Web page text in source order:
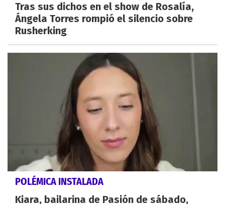
Tras sus dichos en el show de Rosalía,
Ángela Torres rompió el silencio sobre
Rusherking
POLÉMICA INSTALADA
Kiara, bailarina de Pasión de sábado,